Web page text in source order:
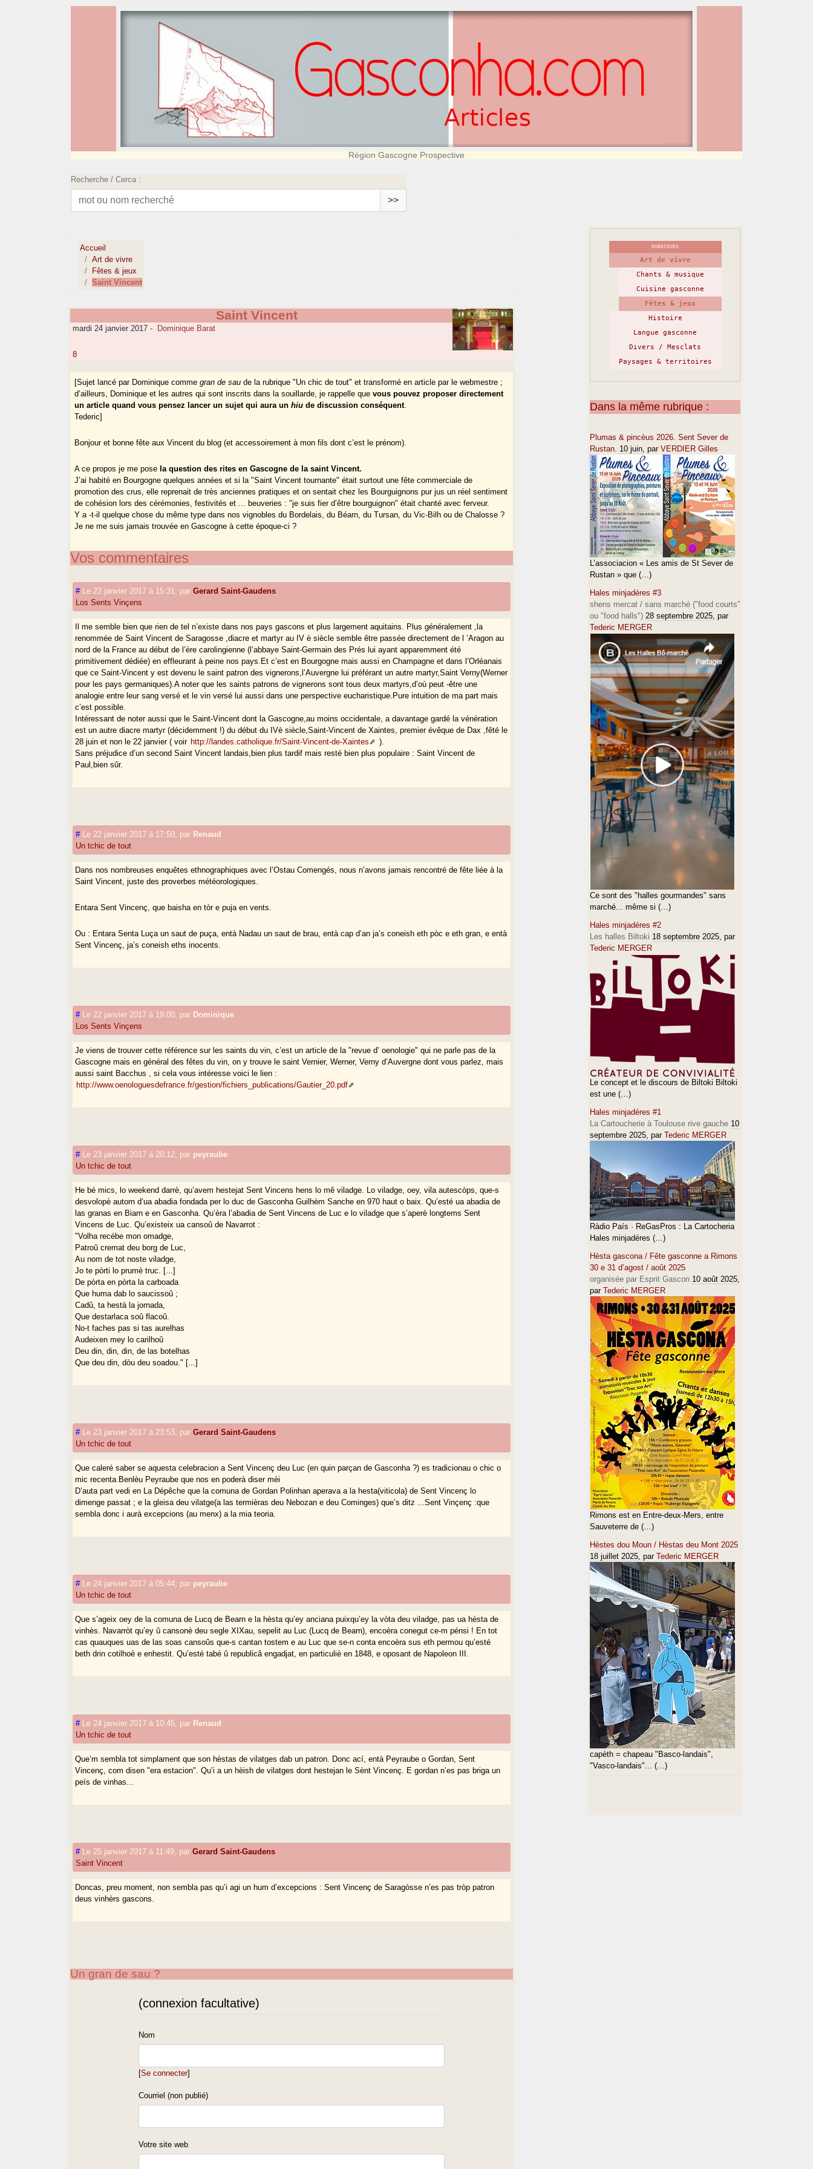
Région Gascogne Prospective
Recherche / Cerca :
>>
Accueil
Art de vivre
Fêtes & jeux
Saint Vincent
Saint Vincent
mardi 24 janvier 2017 - Dominique Barat
8
[Sujet lancé par Dominique commegran de sau de la rubrique "Un chic de tout" et transformé en article par le webmestre ;
d’ailleurs, Dominique et les autres qui sont inscrits dans la souillarde, je rappelle quevous pouvez proposer directement
un article quand vous pensez lancer un sujet qui aura unhiu de discussion conséquent.
Tederic]
Bonjour et bonne fête aux Vincent du blog (et accessoirement à mon fils dont c’est le prénom).
A ce propos je me pose la question des rites en Gascogne de la saint Vincent.
J’ai habité en Bourgogne quelques années et si la "Saint Vincent tournante" était surtout une fête commerciale de
promotion des crus, elle reprenait de très anciennes pratiques et on sentait chez les Bourguignons pur jus un réel sentiment
de cohésion lors des cérémonies, festivités et ... beuveries : "je suis fier d’être bourguignon" était chanté avec ferveur.
Y a -t-il quelque chose du même type dans nos vignobles du Bordelais, du Béarn, du Tursan, du Vic-Bilh ou de Chalosse ?
Je ne me suis jamais trouvée en Gascogne à cette époque-ci ?
Vos commentaires
# Le 22 janvier 2017 à 15:31 parGerard Saint-Gaudens
Los Sents Vinçens
Il me semble bien que rien de tel n’existe dans nos pays gascons et plus largement aquitains. Plus généralement ,la
renommée de Saint Vincent de Saragosse ,diacre et martyr au IV è siècle semble être passée directement de l ’Aragon au
nord de la France au début de l’ère carolingienne (l’abbaye Saint-Germain des Prés lui ayant apparemment été
primitivement dédiée) en effleurant à peine nos pays.Et c’est en Bourgogne mais aussi en Champagne et dans l’Orléanais
que ce Saint-Vincent y est devenu le saint patron des vignerons,l’Auvergne lui préférant un autre martyr,Saint Verny(Werner
pour les pays germaniques).A noter que les saints patrons de vignerons sont tous deux martyrs,d’où peut -être une
analogie entre leur sang versé et le vin versé lui aussi dans une perspective eucharistique.Pure intuition de ma part mais
c’est possible.
Intéressant de noter aussi que le Saint-Vincent dont la Gascogne,au moins occidentale, a davantage gardé la vénération
est un autre diacre martyr (décidemment !) du début du IVè siècle,Saint-Vincent de Xaintes, premier évêque de Dax ,fêté le
28 juin et non le 22 janvier ( voir http://landes.catholique.fr/Saint-Vincent-de-Xaintes
).
Sans préjudice d’un second Saint Vincent landais,bien plus tardif mais resté bien plus populaire : Saint Vincent de
Paul,bien sûr.
# Le 22 janvier 2017 à 17:50 par Renaud
Un tchic de tout
Dans nos nombreuses enquêtes ethnographiques avec l’Ostau Comengés, nous n’avons jamais rencontré de fête liée à la
Saint Vincent, juste des proverbes météorologiques.
Entara Sent Vincenç, que baisha en tòr e puja en vents.
Ou : Entara Senta Luça un saut de puça, entà Nadau un saut de brau, entà cap d’an ja’s coneish eth pòc e eth gran, e entà
Sent Vincenç, ja’s coneish eths inocents.
# Le 22 janvier 2017 à 19:00 par Dominique
Los Sents Vinçens
Je viens de trouver cette référence sur les saints du vin, c’est un article de la "revue d’ oenologie" qui ne parle pas de la
Gascogne mais en général des fêtes du vin, on y trouve le saint Vernier, Werner, Verny d’Auvergne dont vous parlez, mais
aussi saint Bacchus , si cela vous intéresse voici le lien :
http://www.oenologuesdefrance.fr/gestion/fichiers_publications/Gautier_20.pdf
# Le 23 janvier 2017 à 20:12 par peyraube
Un tchic de tout
He bé mics, lo weekend darrè, qu’avem hestejat Sent Vincens hens lo mê viladge. Lo viladge, oey, vila autescòps, que-s
desvolopè autorn d’ua abadia fondada per lo duc de Gasconha Guilhèm Sanche en 970 haut o baix. Qu’esté ua abadia de
las granas en Biarn e en Gasconha. Qu’èra l’abadia de Sent Vincens de Luc e lo viladge que s’aperè longtems Sent
Vincens de Luc. Qu’existeix ua cansoû de Navarrot :
"Volha recébe mon omadge,
Patroû cremat deu borg de Luc,
Au nom de tot noste viladge,
Jo te pòrti lo prumè truc. [...]
De pòrta en pòrta la carboada
Que huma dab lo saucissoû ;
Cadû, ta hestà la jornada,
Que destarlaca soû flacoû.
No-t faches pas si tas aurelhas
Audeixen mey lo carilhoû
Deu din, din, din, de las botelhas
Que deu din, dòu deu soadou." [...]
# Le 23 janvier 2017 à 23:53 parGerard Saint-Gaudens
Un tchic de tout
Que caleré saber se aquesta celebracion a Sent Vincenç deu Luc (en quin parçan de Gasconha ?) es tradicionau o chic o
mic recenta.Benlèu Peyraube que nos en poderà diser mèi
D’auta part vedi en La Dépêche que la comuna de Gordan Polinhan aperava a la hesta(viticola) de Sent Vincenç lo
dimenge passat ; e la gleisa deu vilatge(a las termièras deu Nebozan e deu Cominges) que’s ditz ...Sent Vinçenç :que
sembla donc i aurà excepcions (au menx) a la mia teoria.
# Le 24 janvier 2017 à 05:44 par peyraube
Un tchic de tout
Que s’ageix oey de la comuna de Lucq de Bearn e la hèsta qu’ey anciana puixqu’ey la vòta deu viladge, pas ua hèsta de
vinhès. Navarròt qu’ey û cansonè deu segle XIXau, sepelit au Luc (Lucq de Bearn), encoèra conegut ce-m pénsi ! En tot
cas quauques uas de las soas cansoûs que-s cantan tostem e au Luc que se-n conta encoèra sus eth permou qu’esté
beth drin cotilhoè e enhestit. Qu’esté tabé û republicâ engadjat, en particuliè en 1848, e oposant de Napoleon III.
# Le 24 janvier 2017 à 10:45 par Renaud
Un tchic de tout
Que’m sembla tot simplament que son hèstas de vilatges dab un patron. Donc ací, entà Peyraube o Gordan, Sent
Vincenç, com disen "era estacion". Qu’i a un hèish de vilatges dont hestejan le Sènt Vincenç. E gordan n’es pas briga un
peís de vinhas...
# Le 25 janvier 2017 à 11:49 parGerard Saint-Gaudens
Saint Vincent
Doncas, preu moment, non sembla pas qu’i agi un hum d’excepcions : Sent Vincenç de Saragòsse n’es pas tròp patron
deus vinhèrs gascons.
Un gran de sau ?
(connexion facultative)
Nom
[Se connecter]
Courriel (non publié)
Votre site web
RUBRIQUES
Art de vivre
Chants & musique
Cuisine gasconne
Fêtes & jeux
Histoire
Langue gasconne
Divers / Mesclats
Paysages & territoires
Dans la même rubrique :
Plumas & pincèus 2026. Sent Sever de
Rustan. 10 juin, par VERDIER Gilles
L’associacion « Les amis de St Sever de
Rustan » que (…)
Hales minjadéres #3
shens mercat / sans marché ("food courts"
ou "food halls") 28 septembre 2025, par
Tederic MERGER
Ce sont des "halles gourmandes" sans
marché... même si (…)
Hales minjadéres #2
Les halles Biltoki 18 septembre 2025, par
Tederic MERGER
Le concept et le discours de Biltoki Biltoki
est une (…)
Hales minjadéres #1
La Cartoucherie à Toulouse rive gauche 10
septembre 2025, par Tederic MERGER
Ràdio País · ReGasPros : La Cartocheria
Hales minjadéres (…)
Hèsta gascona / Fête gasconne a Rimons
30 e 31 d’agost / août 2025
organisée par Esprit Gascon 10 août 2025,
par Tederic MERGER
Rimons est en Entre-deux-Mers, entre
Sauveterre de (…)
Hèstes dou Moun / Hèstas deu Mont 2025
18 juillet 2025, par Tederic MERGER
capèth = chapeau "Basco-landais",
"Vasco-landais"... (…)